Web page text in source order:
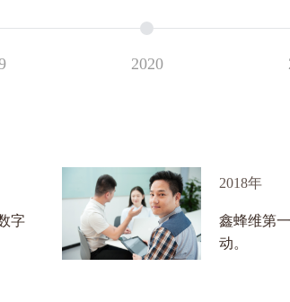
2020
2019年
提出“数字化管理师”与钉钉
数字化管理师的培养与培训